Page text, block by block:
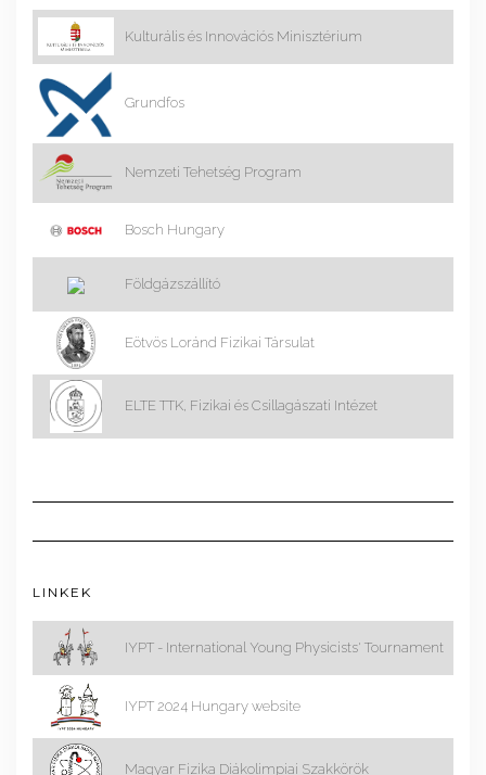
Kulturális és Innovációs Minisztérium
Grundfos
Nemzeti Tehetség Program
Bosch Hungary
Földgázszállító
Eötvös Loránd Fizikai Társulat
ELTE TTK, Fizikai és Csillagászati Intézet
LINKEK
IYPT - International Young Physicists' Tournament
IYPT 2024 Hungary website
Magyar Fizika Diákolimpiai Szakkörök